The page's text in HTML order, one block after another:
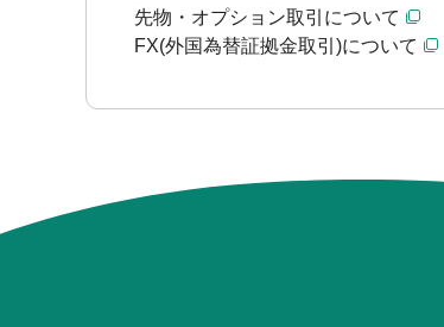
先物・オプション取引について
FX(外国為替証拠金取引)について